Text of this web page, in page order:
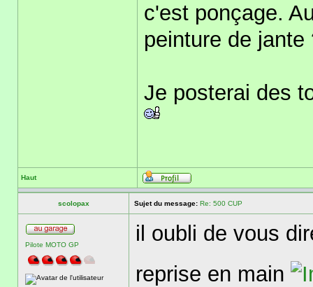
c'est ponçage.
peinture de jante
Je posterai des
Haut
scolopax Sujet du message: Re: 500 CUP
Pilote MOTO GP
il oubli de vous
reprise en main